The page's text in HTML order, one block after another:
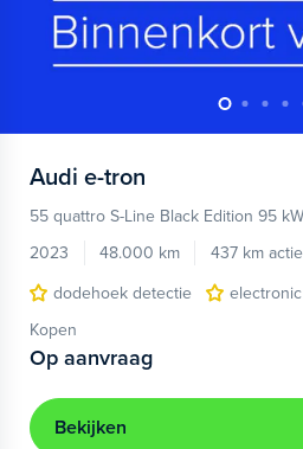
Audi e-tron
55 quattro S-Line Black Edition 95
2023
48.000 km 437 km
dodehoek detectie
Kopen
Op aanvraag
Bekijken